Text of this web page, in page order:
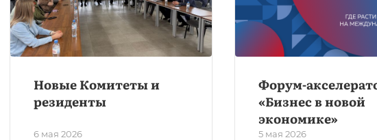
Новые Комитеты и
резиденты
6 мая 2026
Форум-
«Бизнес в новой
экономике»
5 мая 2026